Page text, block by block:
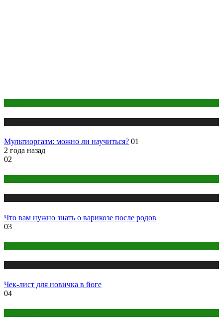
Мультиоргазм: можно ли научиться? 01
2 года назад
02
Что вам нужно знать о варикозе после родов
03
Чек-лист для новичка в йоге
04